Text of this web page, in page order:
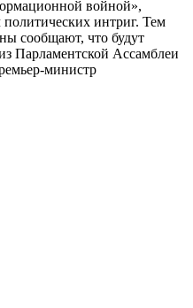
войной»,
интриг. Тем
сообщают, что будут
Парламентской Ассамблеи
министр